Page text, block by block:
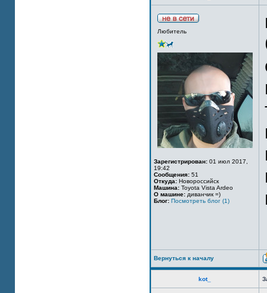
Любитель
Зарегистрирован: 01 июл 2017,
19:42
Сообщения: 51
Откуда: Новороссийск
Машина: Toyota Vista Ardeo
О машине: диванчик =)
Блог: Посмотреть блог (1)
Вернуться к началу
kot_